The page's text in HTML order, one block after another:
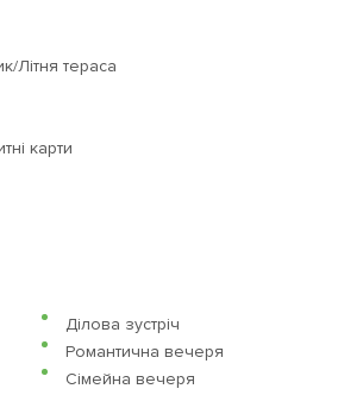
Літня тераса
карти
Ділова зустріч
Романтична вечеря
Сімейна вечеря